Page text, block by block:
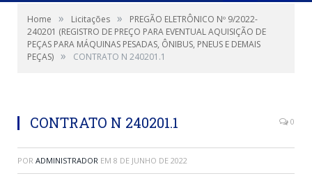
Home » Licitações »
PREGÃO ELETRÔNICO Nº 9/2022-
240201 (REGISTRO DE PREÇO PARA EVENTUAL AQUISIÇÃO DE
PEÇAS PARA MÁQUINAS PESADAS, ÔNIBUS, PNEUS E DEMAIS
PEÇAS) » CONTRATO N 240201.1
CONTRATO N 240201.1 0
POR ADMINISTRADOR EM 8 DE JUNHO DE 2022